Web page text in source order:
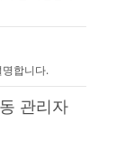
합니다.
관리자